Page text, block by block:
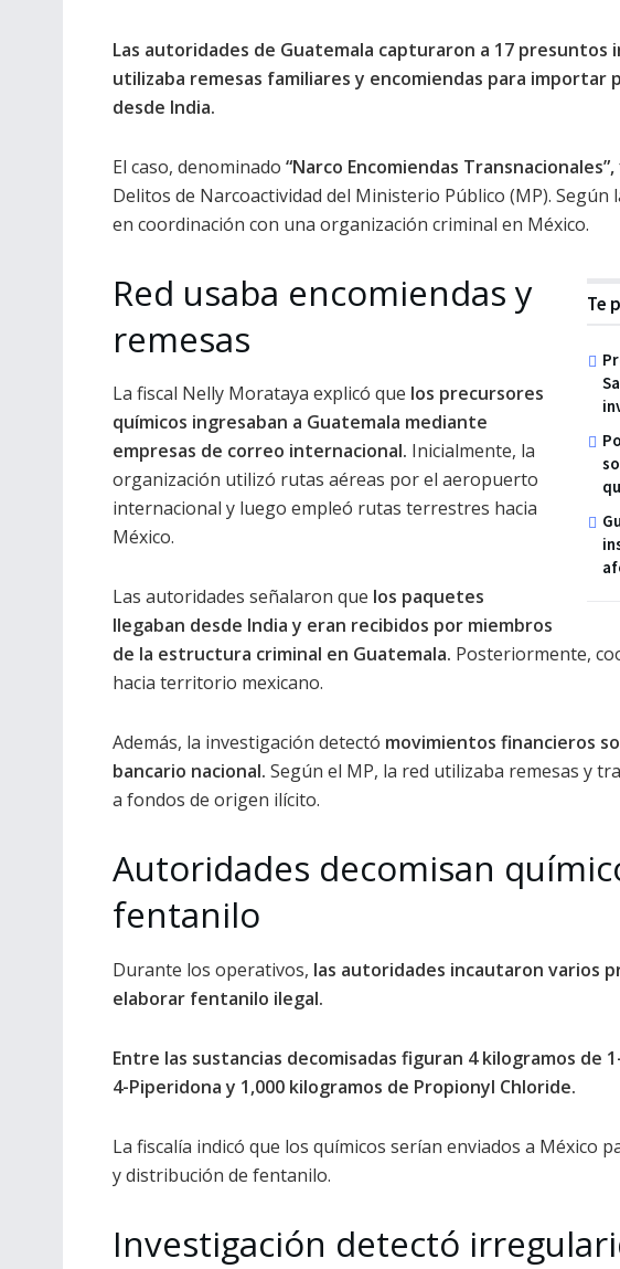
Las autoridades de Guatemala capturaron a 17
utilizaba remesas familiares y encomiendas para
desde India.
El caso, denominado “Narco Encomiendas Transnacionales”,
Delitos de Narcoactividad del Ministerio Público (MP).
en coordinación con una organización criminal en México.
Te
Red usaba encomiendas y
remesas
La fiscal Nelly Morataya explicó que los precursores
químicos ingresaban a Guatemala mediante
empresas de correo internacional. Inicialmente, la
organización utilizó rutas aéreas por el aeropuerto
internacional y luego empleó rutas terrestres hacia
México.
Las autoridades señalaron que los paquetes
llegaban desde India y eran recibidos por miembros
de la estructura criminal en Guatemala. Posteriormente,
hacia territorio mexicano.
Además, la investigación detectó movimientos financieros
bancario nacional. Según el MP, la red utilizaba remesas y
a fondos de origen ilícito.
Autoridades decomisan
fentanilo
Durante los operativos, las autoridades incautaron varios
elaborar fentanilo ilegal.
Entre las sustancias decomisadas figuran 4 kilogramos de
4-Piperidona y 1,000 kilogramos de Propionyl Chloride.
La fiscalía indicó que los químicos serían enviados a México
y distribución de fentanilo.
Investigación detectó